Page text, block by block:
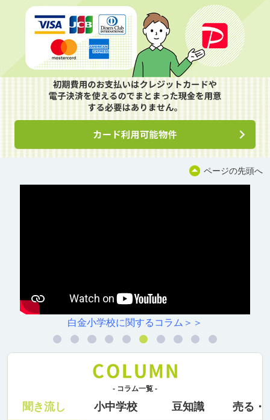
ページの先頭へ
白金小学校に関するコラム＞＞
- コラム一覧 -
聞き流し 小中学校 豆知識 売る・